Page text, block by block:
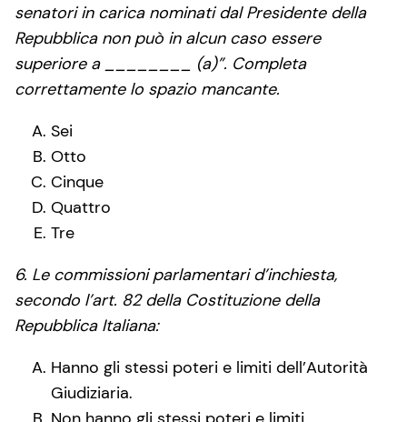
senatori in carica nominati dal Presidente della
Repubblica non può in alcun caso essere
superiore a ________ (a)”. Completa
correttamente lo spazio mancante.
Sei
Otto
Cinque
Quattro
Tre
6. Le commissioni parlamentari d’inchiesta,
secondo l’art. 82 della Costituzione della
Repubblica Italiana:
Hanno gli stessi poteri e limiti dell’Autorità
Giudiziaria.